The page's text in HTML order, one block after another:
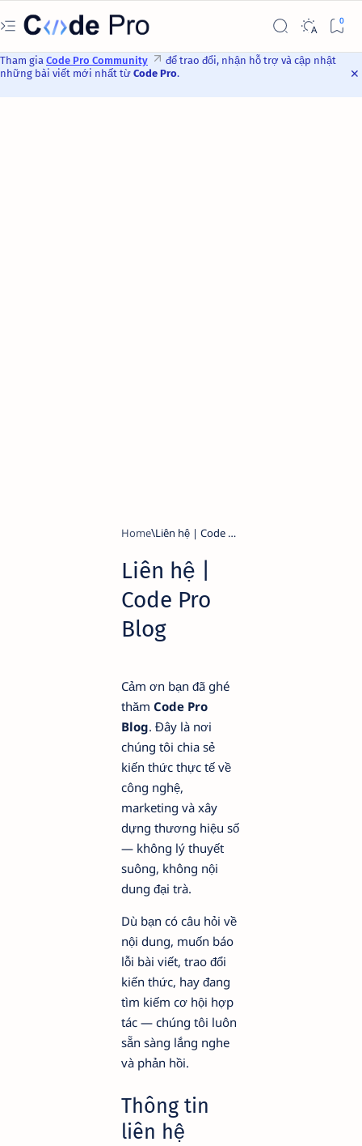
Tham gia Code Pro Community
để trao đổi, nhận hỗ trợ và cập nhật
những bài viết mới nhất từ Code Pro.
Home
Liên hệ |
Code Pro
Blog
Cảm ơn bạn đã ghé
thăm Code Pro
Blog. Đây là nơi
chúng tôi chia sẻ
kiến thức thực tế về
công nghệ,
marketing và xây
dựng thương hiệu số
— không lý thuyết
suông, không nội
dung đại trà.
Dù bạn có câu hỏi về
nội dung, muốn báo
lỗi bài viết, trao đổi
kiến thức, hay đang
tìm kiếm cơ hội hợp
tác — chúng tôi luôn
sẵn sàng lắng nghe
và phản hồi.
Thông tin
liên hệ